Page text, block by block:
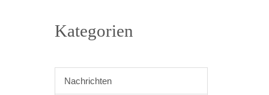
Kategorien
Nachrichten